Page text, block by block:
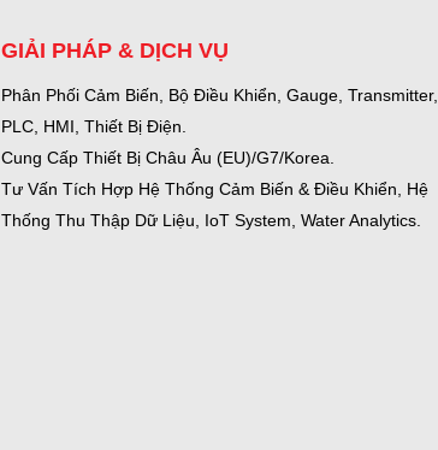
GIẢI PHÁP & DỊCH VỤ
Phân Phối Cảm Biến, Bộ Điều Khiển, Gauge, Transmitter,
PLC, HMI, Thiết Bị Điện.
Cung Cấp Thiết Bị Châu Âu (EU)/G7/Korea.
Tư Vấn Tích Hợp Hệ Thống Cảm Biến & Điều Khiển, Hệ
Thống Thu Thập Dữ Liệu, IoT System, Water Analytics.